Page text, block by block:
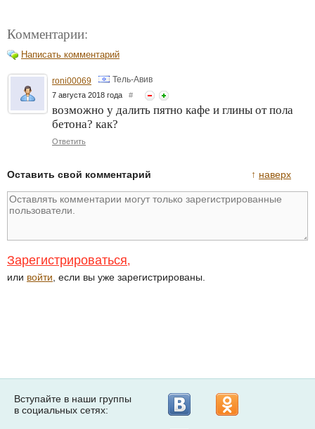
Комментарии:
Написать комментарий
roni00069 Тель-Авив
7 августа 2018 года #
возможно у далить пятно кафе и глины от пола
бетона? как?
Ответить
↑ наверх
Оставить свой комментарий
Зарегистрироваться,
или войти , если вы уже зарегистрированы.
Вступайте в наши группы
в социальных сетях: